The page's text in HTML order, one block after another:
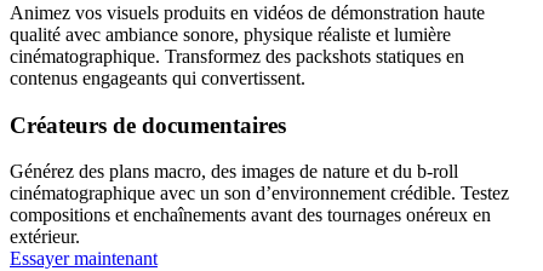
Animez vos visuels produits en vidéos de démonstration haute
qualité avec ambiance sonore, physique réaliste et lumière
cinématographique. Transformez des packshots statiques en
contenus engageants qui convertissent.
Créateurs de documentaires
Générez des plans macro, des images de nature et du b‑roll
cinématographique avec un son d’environnement crédible. Testez
compositions et enchaînements avant des tournages onéreux en
extérieur.
Essayer maintenant